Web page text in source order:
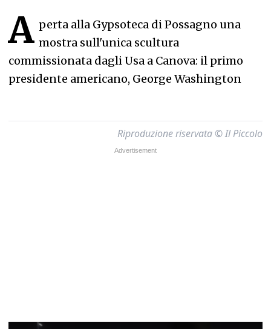
A perta alla Gypsoteca di Possagno una
mostra sull'unica scultura
commissionata dagli Usa a Canova: il primo
presidente americano, George Washington
Riproduzione riservata © Il Piccolo